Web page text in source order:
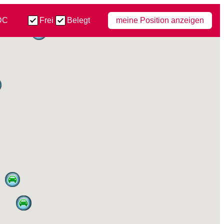
Frei Belegt meine Position anzeigen